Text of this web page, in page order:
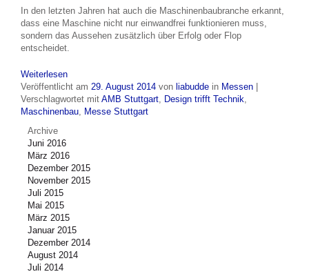
In den letzten Jahren hat auch die Maschinenbaubranche erkannt,
dass eine Maschine nicht nur einwandfrei funktionieren muss,
sondern das Aussehen zusätzlich über Erfolg oder Flop
entscheidet.
Weiterlesen
Veröffentlicht am 29. August 2014 von liabudde in Messen
Verschlagwortet mit AMB Stuttgart, Design trifft Technik,
Maschinenbau, Messe Stuttgart
Archive
Juni 2016
März 2016
Dezember 2015
November 2015
Juli 2015
Mai 2015
März 2015
Januar 2015
Dezember 2014
August 2014
Juli 2014